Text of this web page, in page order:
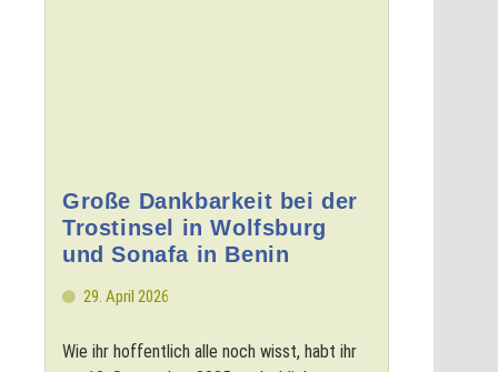
Große Dankbarkeit bei der
Trostinsel in Wolfsburg
und Sonafa in Benin
29. April 2026
Wie ihr hoffentlich alle noch wisst, habt ihr